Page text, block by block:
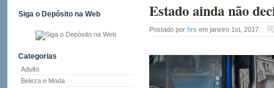
Siga o Depósito na Web
Categorias
Adulto
Beleza e Moda
Estado ainda não
Postado por hrs em janeiro 1st, 2017